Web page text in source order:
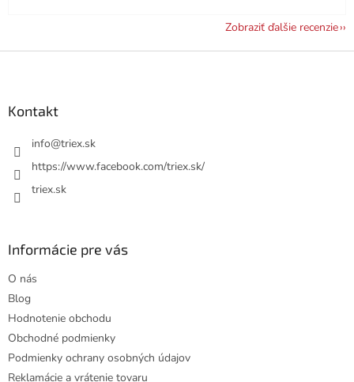
Zobraziť ďalšie recenzie
Kontakt
info@triex.sk
https://www.facebook.com/triex.sk/
triex.sk
Informácie pre vás
O nás
Blog
Hodnotenie obchodu
Obchodné podmienky
Podmienky ochrany osobných údajov
Reklamácie a vrátenie tovaru